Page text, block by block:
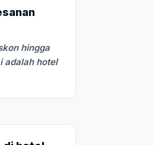
hingga
adalah hotel